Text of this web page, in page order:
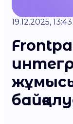
19.12.2025, 13:43